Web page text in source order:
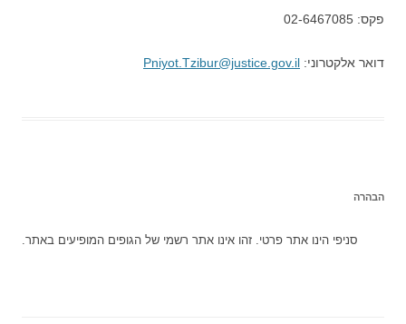
פקס: 02-6467085
דואר אלקטרוני: Pniyot.Tzibur@justice.gov.il
הבהרה
סניפי הינו אתר פרטי. זהו אינו אתר רשמי של הגופים המופיעים באתר.